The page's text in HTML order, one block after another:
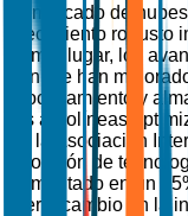
El mercado de
crecimiento robusto
primer lugar, los
la nube han
procesamiento y
las aerolíneas
de la Asociación
adopción de
aumentado en un
fuerte cambio en la